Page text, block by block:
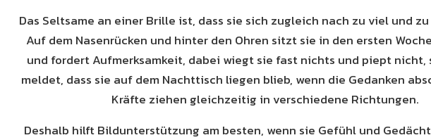
Das Seltsame an einer Brille ist, dass sie sich zugleich nach zu viel und
Auf dem Nasenrücken und hinter den Ohren sitzt sie in den ersten
und fordert Aufmerksamkeit, dabei wiegt sie fast nichts und piept nicht,
meldet, dass sie auf dem Nachttisch liegen blieb, wenn die Gedanken
Kräfte ziehen gleichzeitig in verschiedene Richtungen.
Deshalb hilft Bildunterstützung am besten, wenn sie Gefühl und